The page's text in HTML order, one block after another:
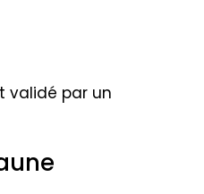
validé par un